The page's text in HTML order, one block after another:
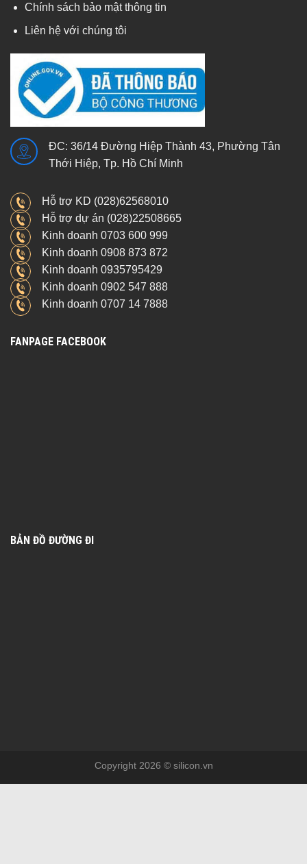
Chính sách bảo mật thông tin
Liên hệ với chúng tôi
ĐC: 36/14 Đường Hiệp Thành 43, Phường Tân
Thới Hiệp, Tp. Hồ Chí Minh
Hỗ trợ KD (028)62568010
Hỗ trợ dự án (028)22508665
Kinh doanh 0703 600 999
Kinh doanh 0908 873 872
Kinh doanh 0935795429
Kinh doanh 0902 547 888
Kinh doanh 0707 14 7888
FANPAGE FACEBOOK
BẢN ĐỒ ĐƯỜNG ĐI
Copyright 2026 © silicon.vn